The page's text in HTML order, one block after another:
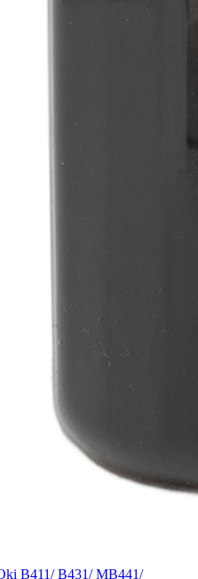
B411/ B431/ MB441/